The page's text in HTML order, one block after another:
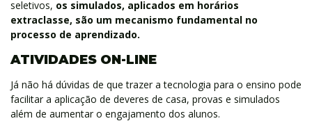
seletivos, os simulados, aplicados em horários
extraclasse, são um mecanismo fundamental no
processo de aprendizado.
ATIVIDADES ON-LINE
Já não há dúvidas de que trazer a tecnologia para o ensino pode
facilitar a aplicação de deveres de casa, provas e simulados
além de aumentar o engajamento dos alunos.